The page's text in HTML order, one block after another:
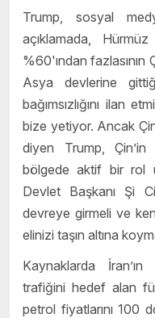
Trump, sosyal
açıklamada,
%60'ından
Asya devlerine
bağımsızlığını ilan
bize yetiyor. Ancak
diyen Trump, Çin’in
bölgede aktif bir rol
Devlet Başkanı Şi
devreye girmeli ve
elinizi taşın altına
Kaynaklarda
trafiğini hedef alan
petrol fiyatlarını 100